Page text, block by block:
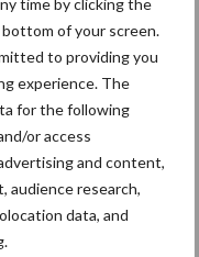
of your screen.
to providing you
experience. The
for the following
or access
and content,
audience research,
data, and
handel
vaak